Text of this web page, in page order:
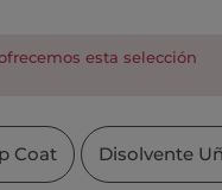
esta selección
Coat Disolvente